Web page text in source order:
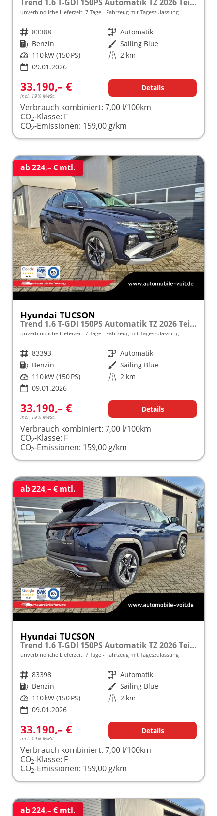
Trend 1.6 T-GDI 150PS Automatik TZ 2026 Teil-Leder Sitzheizung v+h Lenkradheizung Klimaautomatik Navi Touchscreen DAB+ Apple CarPlay + Android Auto PDC Rückf.-Kamera Matrix-LED-Scheinw.
unverbindliche Lieferzeit: 7 Tage Fahrzeug mit Tageszulassung
Fahrzeugnr. 83388 Getriebe Automatik
Kraftstoff Benzin Außenfarbe Sailing Blue
Leistung 110 kW (150 PS) Kilometerstand 2 km
09.01.2026
33.190,– €
incl. 19% MwSt.
Details
Verbrauch kombiniert: 7,00 l/100km
CO2-Klasse: F
CO2-Emissionen: 159,00 g/km
ab 224,– € mtl.
Hyundai TUCSON
Trend 1.6 T-GDI 150PS Automatik TZ 2026 Teil-Leder Sitzheizung v+h Lenkradheizung Klimaautomatik Navi Touchscreen DAB+ Apple CarPlay + Android Auto PDC Rückf.-Kamera Matrix-LED-Scheinw.
unverbindliche Lieferzeit: 7 Tage Fahrzeug mit Tageszulassung
Fahrzeugnr. 83393 Getriebe Automatik
Kraftstoff Benzin Außenfarbe Sailing Blue
Leistung 110 kW (150 PS) Kilometerstand 2 km
09.01.2026
33.190,– €
incl. 19% MwSt.
Details
Verbrauch kombiniert: 7,00 l/100km
CO2-Klasse: F
CO2-Emissionen: 159,00 g/km
ab 224,– € mtl.
Hyundai TUCSON
Trend 1.6 T-GDI 150PS Automatik TZ 2026 Teil-Leder Sitzheizung v+h Lenkradheizung Klimaautomatik Navi Touchscreen DAB+ Apple CarPlay + Android Auto PDC Rückf.-Kamera Matrix-LED-Scheinw.
unverbindliche Lieferzeit: 7 Tage Fahrzeug mit Tageszulassung
Fahrzeugnr. 83398 Getriebe Automatik
Kraftstoff Benzin Außenfarbe Sailing Blue
Leistung 110 kW (150 PS) Kilometerstand 2 km
09.01.2026
33.190,– €
incl. 19% MwSt.
Details
Verbrauch kombiniert: 7,00 l/100km
CO2-Klasse: F
CO2-Emissionen: 159,00 g/km
ab 224,– € mtl.